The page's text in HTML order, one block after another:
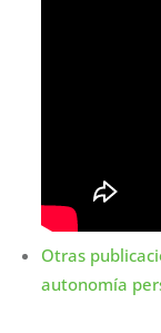
Otras
autonomía